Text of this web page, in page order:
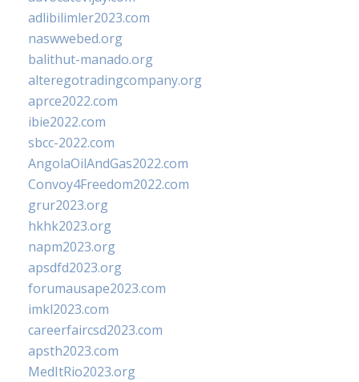
adlibilimler2023.com
naswwebed.org
balithut-manado.org
alteregotradingcompany.org
aprce2022.com
ibie2022.com
sbcc-2022.com
AngolaOilAndGas2022.com
Convoy4Freedom2022.com
grur2023.org
hkhk2023.org
napm2023.org
apsdfd2023.org
forumausape2023.com
imkl2023.com
careerfaircsd2023.com
apsth2023.com
MedItRio2023.org